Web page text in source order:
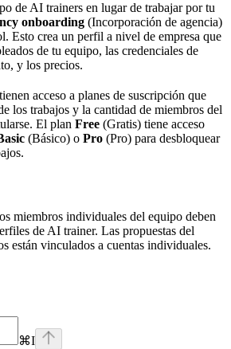
de AI trainers en lugar de trabajar por tu
onboarding (Incorporación de agencia)
Esto crea un perfil a nivel de empresa que
de tu equipo, las credenciales de
y los precios.
acceso a planes de suscripción que
los trabajos y la cantidad de miembros del
El plan Free (Gratis) tiene acceso
(Básico) o Pro (Pro) para desbloquear
miembros individuales del equipo deben
de AI trainer. Las propuestas del
están vinculados a cuentas individuales.
⌘I